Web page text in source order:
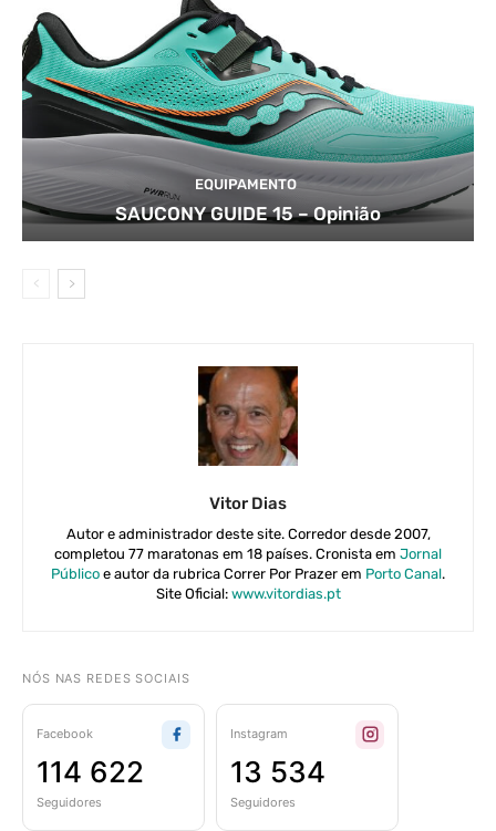
EQUIPAMENTO
SAUCONY GUIDE 15 – Opinião
Vitor Dias
Autor e administrador deste site. Corredor desde 2007,
completou 77 maratonas em 18 países. Cronista em Jornal
Público e autor da rubrica Correr Por Prazer em Porto Canal.
Site Oficial: www.vitordias.pt
NÓS NAS REDES SOCIAIS
Facebook
114 622
Seguidores
Instagram
13 534
Seguidores